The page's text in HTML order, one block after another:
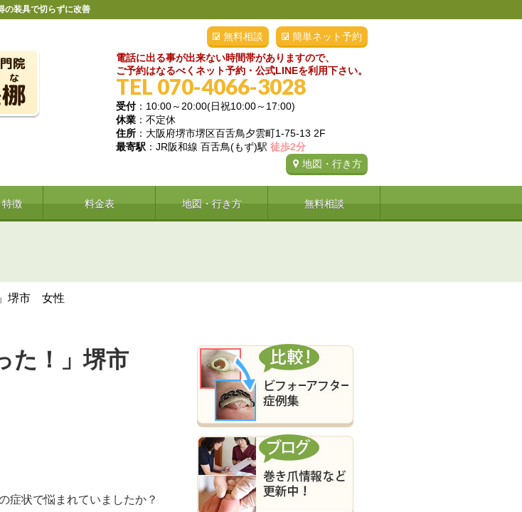
の装具で切らずに改善
簡単ネット予約
無料相談
電話に出る事が出来ない時間帯がありますので、
ご予約はなるべくネット予約・公式LINEを利用下さい。
TEL 070-4066-3028
受付：10:00～20:00(日祝10:00～17:00)
休業 ：不定休
住所 ：大阪府堺市堺区百舌鳥夕雲町1-75-13 2F
最寄駅 ：JR阪和線 百舌鳥(もず)駅 徒歩2分
地図・行き方
徴 料金表 地図・行き方 無料相談
」堺市 女性
た！」堺市
症状で悩まれていましたか？